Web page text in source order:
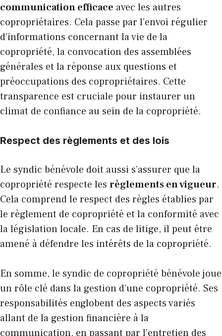
communication efficace avec les autres
copropriétaires. Cela passe par l’envoi régulier
d’informations concernant la vie de la
copropriété, la convocation des assemblées
générales et la réponse aux questions et
préoccupations des copropriétaires. Cette
transparence est cruciale pour instaurer un
climat de confiance au sein de la copropriété.
Respect des règlements et des lois
Le syndic bénévole doit aussi s’assurer que la
copropriété respecte les règlements en vigueur.
Cela comprend le respect des règles établies par
le règlement de copropriété et la conformité avec
la législation locale. En cas de litige, il peut être
amené à défendre les intérêts de la copropriété.
En somme, le syndic de copropriété bénévole joue
un rôle clé dans la gestion d’une copropriété. Ses
responsabilités englobent des aspects variés
allant de la gestion financière à la
communication, en passant par l’entretien des